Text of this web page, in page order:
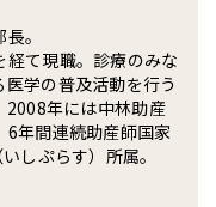
。
て現職。診療のみな
学の普及活動を行う
2008年には中林助産
6年間連続助産師国家
しぷらす）所属。